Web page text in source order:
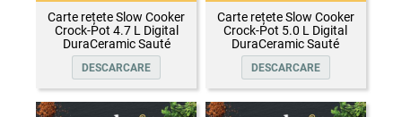
Carte rețete Slow Cooker
Crock-Pot 4.7 L Digital
DuraCeramic Sauté
DESCARCARE
Carte rețete Slow Cooker
Crock-Pot 5.0 L Digital
DuraCeramic Sauté
DESCARCARE